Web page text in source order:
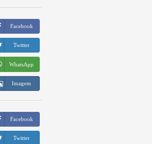
Facebook
Twitter
WhatsApp
Imagem
Facebook
Twitter